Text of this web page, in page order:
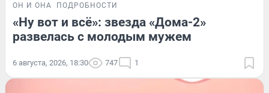
ОН И ОНА ПОДРОБНОСТИ
«Ну вот и всё»: звезда «Дома-2»
развелась с молодым мужем
6 августа, 2026, 18:30 747 1